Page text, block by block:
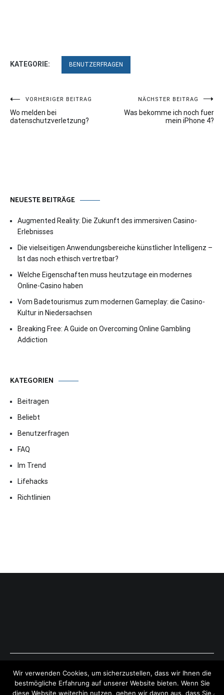
KATEGORIE: BENUTZERFRAGEN
Beitragsnavigation
VORHERIGER BEITRAG
Wo melden bei
datenschutzverletzung?
NÄCHSTER BEITRAG
Was bekomme ich noch fuer
mein iPhone 4?
NEUESTE BEITRÄGE
Augmented Reality: Die Zukunft des immersiven Casino-
Erlebnisses
Die vielseitigen Anwendungsbereiche künstlicher Intelligenz –
Ist das noch ethisch vertretbar?
Welche Eigenschaften muss heutzutage ein modernes
Online-Casino haben
Vom Badetourismus zum modernen Gameplay: die Casino-
Kultur in Niedersachsen
Breaking Free: A Guide on Overcoming Online Gambling
Addiction
KATEGORIEN
Beitragen
Beliebt
Benutzerfragen
FAQ
Im Trend
Lifehacks
Richtlinien
Copyright © 2026ExpressAntworten.com. All rights reserved.
Theme:Cenote by ThemeGrill. Powered byWordPress .
Wir verwenden Cookies, um sicherzustellen, dass wir Ihnen die
bestmögliche Erfahrung auf unserer Website bieten. Wenn Sie
diese Website weiterhin nutzen, gehen wir davon aus, dass Sie